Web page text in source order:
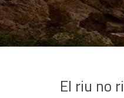
El riu no